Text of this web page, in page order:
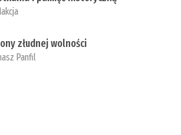
złudnej wolności
Panfil